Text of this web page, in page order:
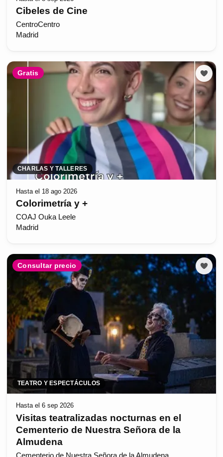
Cibeles de Cine
CentroCentro
Madrid
Gratis
CHARLAS Y TALLERES
Hasta el 18 ago 2026
Colorimetría y +
COAJ Ouka Leele
Madrid
Consultar precio
TEATRO Y ESPECTÁCULOS
Hasta el 6 sep 2026
Visitas teatralizadas nocturnas en el
Cementerio de Nuestra Señora de la
Almudena